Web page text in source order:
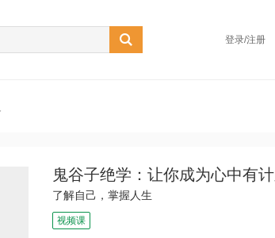
登录/注册
鬼谷子绝学：让你成为心中有
了解自己，掌握人生
视频课